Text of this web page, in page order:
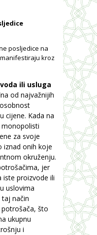
posljedice na
kroz
ili usluga
od najvažnijih
cijene. Kada na
za svoje
iznad onih koje
okruženju.
jer
iste proizvode ili
uslovima
način
što
ukupnu
i